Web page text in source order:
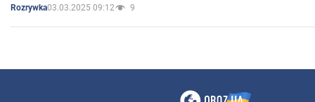
Rozrywka03.03.2025 09:12 9